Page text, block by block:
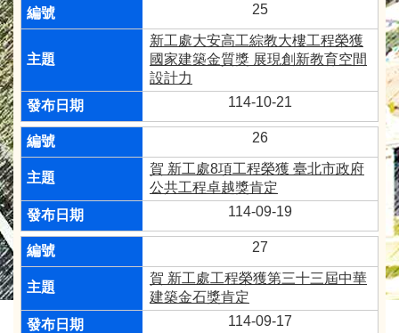
25
新工處大安高工綜教大樓工程榮獲
國家建築金質獎 展現創新教育空間
設計力
114-10-21
26
賀 新工處8項工程榮獲 臺北市政府
公共工程卓越獎肯定
114-09-19
27
賀 新工處工程榮獲第三十三屆中華
建築金石獎肯定
114-09-17